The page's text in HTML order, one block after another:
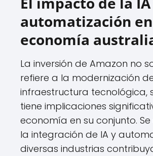
automatización
economía
La inversión de Amazon no
refiere a la modernización
infraestructura tecnológica,
tiene implicaciones
economía en su conjunto.
la integración de IA y
diversas industrias